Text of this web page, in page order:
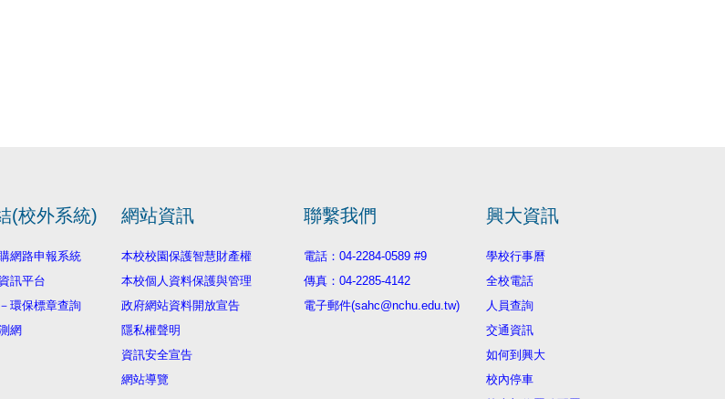
(校外系統)
網路申報系統
訊平台
環保標章查詢
網
網站資訊
本校校園保護智慧財產權
本校個人資料保護與管理
政府網站資料開放宣告
隱私權聲明
資訊安全宣告
網站導覽
聯繫我們
電話：04-2284-0589 #9
傳真：04-2285-4142
電子郵件(sahc@nchu.edu.tw)
興大資訊
學校行事曆
全校電話
人員查詢
交通資訊
如何到興大
校內停車